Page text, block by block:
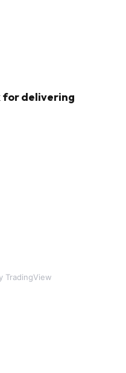
for delivering
TradingView